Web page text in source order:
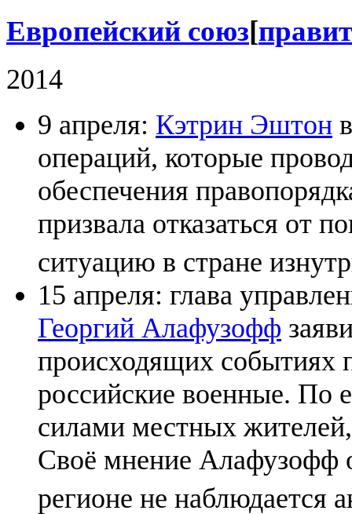
Европейский союз[
2014
9 апреля: Кэтрин Эштон
операций, которые
обеспечения
призвала отказаться от
ситуацию в стране
15 апреля: глава
Георгий Алафузофф
происходящих событиях
российские военные. По
силами местных
Своё мнение Алафузофф
регионе не наблюдается